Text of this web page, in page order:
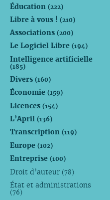
Éducation (222)
Libre à vous ! (210)
Associations (200)
Le Logiciel Libre (194)
Intelligence artificielle
(185)
Divers (160)
Économie (159)
Licences (154)
L’April (136)
Transcription (119)
Europe (102)
Entreprise (100)
Droit d’auteur (78)
État et administrations
(76)